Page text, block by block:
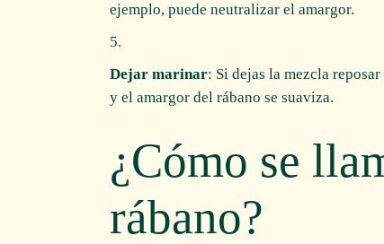
ejemplo, puede neutralizar el amargor.
Dejar marinar: Si dejas la mezcla
y el amargor del rábano se suaviza.
¿Cómo se
rábano?